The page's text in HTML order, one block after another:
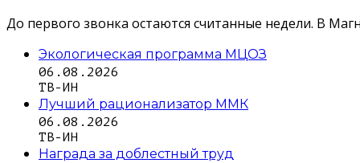
До первого звонка остаются считанные недели. В
Экологическая программа МЦОЗ
06.08.2026
ТВ-ИН
Лучший рационализатор ММК
06.08.2026
ТВ-ИН
Награда за доблестный труд